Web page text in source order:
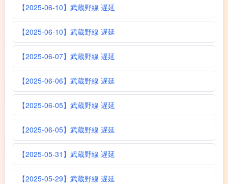
【2025-06-10】武蔵野線 遅延
【2025-06-10】武蔵野線 遅延
【2025-06-07】武蔵野線 遅延
【2025-06-06】武蔵野線 遅延
【2025-06-05】武蔵野線 遅延
【2025-06-05】武蔵野線 遅延
【2025-05-31】武蔵野線 遅延
【2025-05-29】武蔵野線 遅延